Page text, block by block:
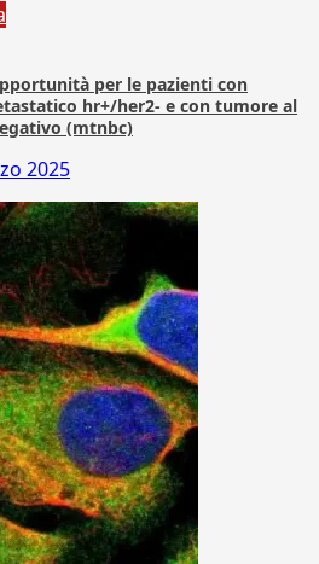
per le pazienti con
hr+/her2- e con tumore al
(mtnbc)
2025